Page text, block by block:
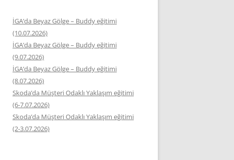
İGA’da Beyaz Gölge – Buddy eğitimi
(10.07.2026)
İGA’da Beyaz Gölge – Buddy eğitimi
(9.07.2026)
İGA’da Beyaz Gölge – Buddy eğitimi
(8.07.2026)
Skoda’da Müşteri Odaklı Yaklaşım eğitimi
(6-7.07.2026)
Skoda’da Müşteri Odaklı Yaklaşım eğitimi
(2-3.07.2026)